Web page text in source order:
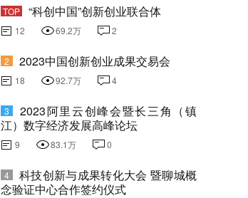
TOP “科创中国”创新创业联合体
12 69.2万 2
2 2023中国创新创业成果交易会
18 92.7万 4
3
2023阿里云创峰会暨长三角（镇
江）数字经济发展高峰论坛
9 83.1万 0
4
科技创新与成果转化大会 暨聊城概
念验证中心合作签约仪式